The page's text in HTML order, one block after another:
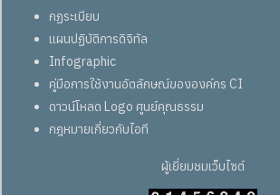
กฏระเบียบ
แผนปฏิบัติการดิจิทัล
Infographic
คู่มือการใช้งานอัตลักษณ์ขององค์กร CI
ดาวน์โหลด Logo ศูนย์คุณธรรม
กฎหมายเกี่ยวกับไอที
ผู้เยี่ยมชมเว็บไซต์